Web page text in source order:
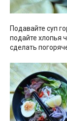
Подавайте суп
подайте хлопья
сделать